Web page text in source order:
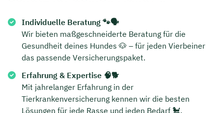
Individuelle Beratung 🐾🗣️
Wir bieten maßgeschneiderte Beratung für die
Gesundheit deines Hundes 🐶 – für jeden Vierbeiner
das passende Versicherungspaket.
Erfahrung & Expertise 🧠🐕
Mit jahrelanger Erfahrung in der
Tierkrankenversicherung kennen wir die besten
Lösungen für jede Rasse und jeden Bedarf 🐩.